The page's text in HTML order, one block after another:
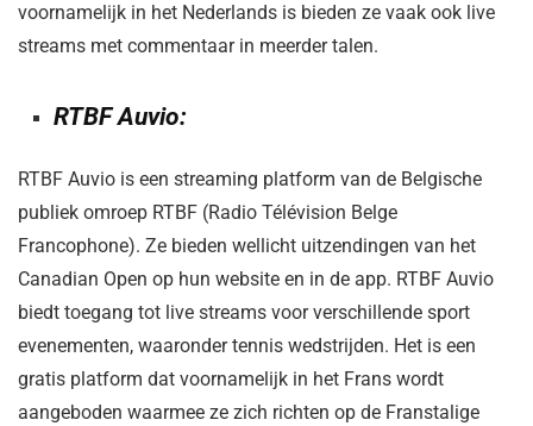
voornamelijk in het Nederlands is bieden ze vaak ook live
streams met commentaar in meerder talen.
RTBF Auvio:
RTBF Auvio is een streaming platform van de Belgische
publiek omroep RTBF (Radio Télévision Belge
Francophone). Ze bieden wellicht uitzendingen van het
Canadian Open op hun website en in de app. RTBF Auvio
biedt toegang tot live streams voor verschillende sport
evenementen, waaronder tennis wedstrijden. Het is een
gratis platform dat voornamelijk in het Frans wordt
aangeboden waarmee ze zich richten op de Franstalige